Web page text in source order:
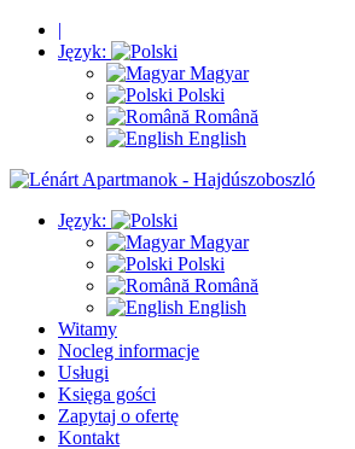
|
Język:
Magyar
Polski
Română
English
Język:
Magyar
Polski
Română
English
Witamy
Nocleg informacje
Usługi
Księga gości
Zapytaj o ofertę
Kontakt